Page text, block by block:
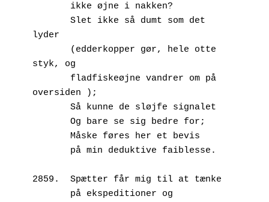
       ikke øjne i nakken?
lyder
styk, og
oversiden );
       Så kunne de sløjfe signalet
       Og bare se sig bedre for;
       Måske føres her et bevis
       på min deduktive faiblesse.
2859.  Spætter får mig til at tænke